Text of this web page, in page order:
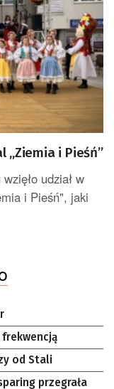
„Ziemia i Pieśń”
udział w
i Pieśń", jaki
frekwencją
od Stali
przegrała